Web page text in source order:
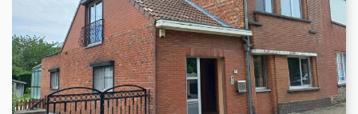
Verkocht: Eengezinswoning
4
480 m²
2
228 m²